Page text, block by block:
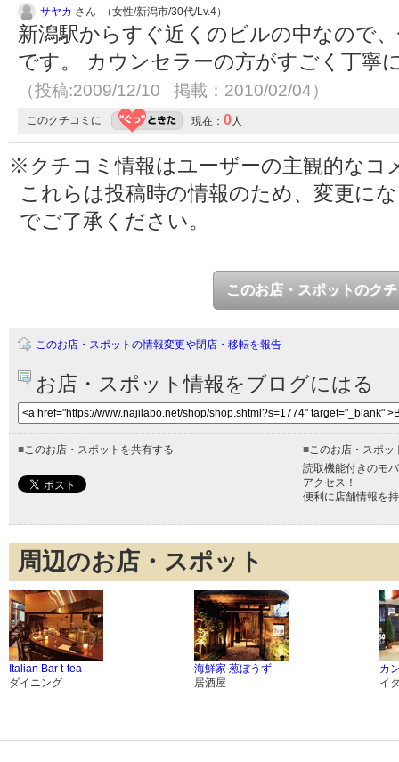
サヤカ さん （女性/新潟市/30代/Lv.4）
新潟駅からすぐ近くのビルの中なので
です。 カウンセラーの方がすごく丁寧
（投稿:2009/12/10 掲載：2010/02/04）
このクチコミに 現在： 0人
※クチコミ情報はユーザーの主観的なコ
これらは投稿時の情報のため、変更に
でご了承ください。
このお店・スポットのク
このお店・スポットの情報変更や閉店・移転を報告
お店・スポット情報をブログにはる
■このお店・スポットを共有する ■このお店・スポッ
読取機能付きのモ
アクセス！
便利に店舗情報を
周辺のお店・スポット
Italian Bar t-tea
ダイニング
海鮮家 葱ぼうず
居酒屋
カ
イ